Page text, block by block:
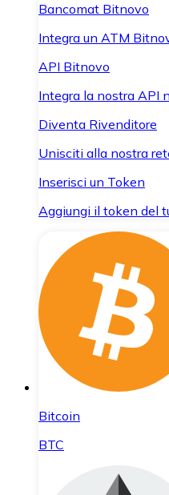
Bancomat Bitnovo
Integra un ATM
API Bitnovo
Integra la nostra API
Diventa Rivenditore
Unisciti alla nostra
Inserisci un Token
Aggiungi il token del
Bitcoin
BTC